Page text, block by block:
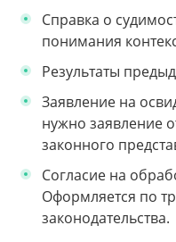
Справка о
понимания
Результаты
Заявление на
нужно заявление
законного
Согласие на
Оформляется по
законодательства.